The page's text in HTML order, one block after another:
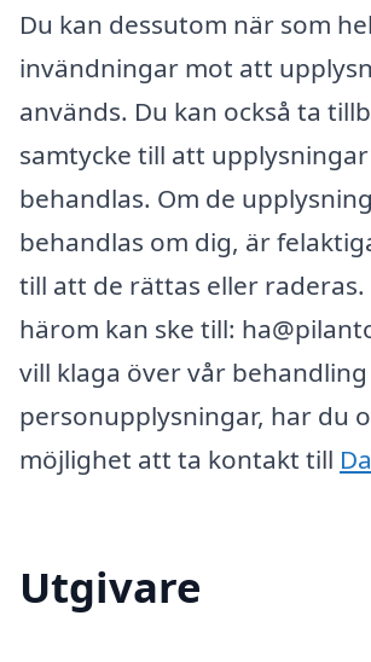
Du kan dessutom när som
invändningar mot att
används. Du kan också ta
samtycke till att
behandlas. Om de
behandlas om dig, är
till att de rättas eller
härom kan ske till:
vill klaga över vår
personupplysningar, har du
möjlighet att ta kontakt till
Utgivare